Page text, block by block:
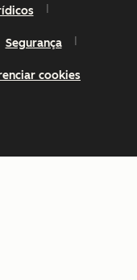
Segurança
cookies